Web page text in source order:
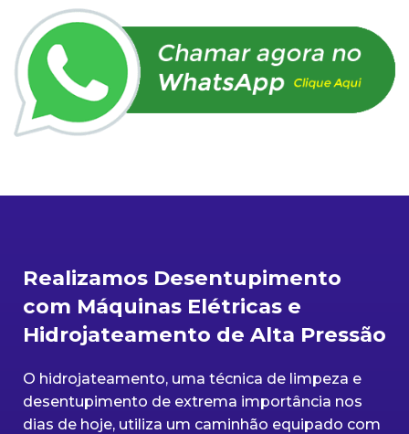
Realizamos Desentupimento
com Máquinas Elétricas e
Hidrojateamento de Alta Pressão
O hidrojateamento, uma técnica de limpeza e
desentupimento de extrema importância nos
dias de hoje, utiliza um caminhão equipado com